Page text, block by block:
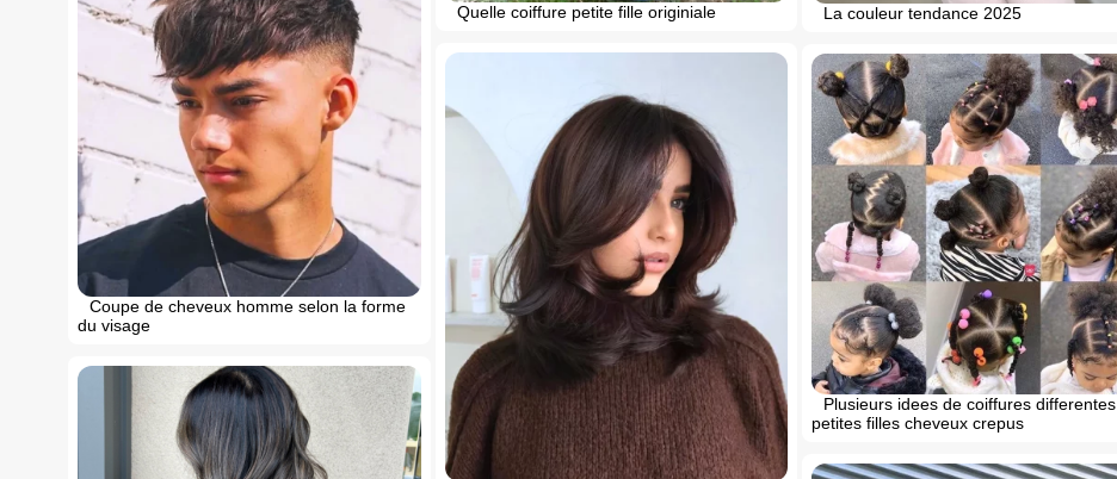
Quelle coiffure petite fille originiale La couleur tendance 2025
Coupe de cheveux homme selon la forme
du visage
Plusieurs idees de coiffures differentes
petites filles cheveux crepus